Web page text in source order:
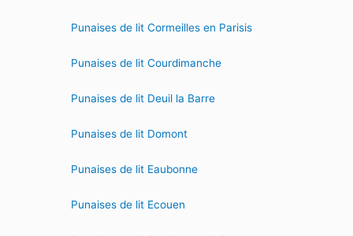
Punaises de lit Cormeilles en Parisis
Punaises de lit Courdimanche
Punaises de lit Deuil la Barre
Punaises de lit Domont
Punaises de lit Eaubonne
Punaises de lit Ecouen